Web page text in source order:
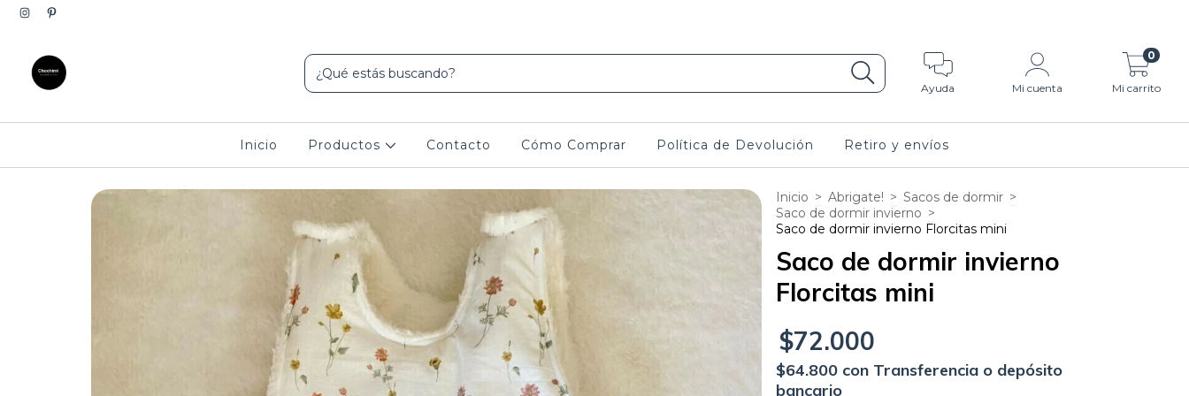
Ayuda Mi cuenta Mi carrito
0
Inicio Productos Contacto Cómo Comprar Política de Devolución Retiro y envíos
Inicio > Abrigate! > Sacos de dormir >
Saco de dormir invierno >
Saco de dormir invierno Florcitas mini
Saco de dormir invierno
Florcitas mini
$72.000
$64.800 con Transferencia o depósito
bancario